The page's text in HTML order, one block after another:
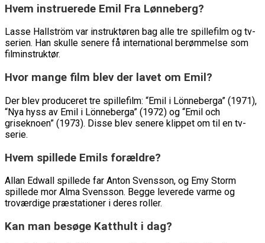
Hvem instruerede Emil Fra Lønneberg?
Lasse Hallström var instruktøren bag alle tre spillefilm og tv-
serien. Han skulle senere få international berømmelse som
filminstruktør.
Hvor mange film blev der lavet om Emil?
Der blev produceret tre spillefilm: “Emil i Lönneberga” (1971),
“Nya hyss av Emil i Lönneberga” (1972) og “Emil och
griseknoen” (1973). Disse blev senere klippet om til en tv-
serie.
Hvem spillede Emils forældre?
Allan Edwall spillede far Anton Svensson, og Emy Storm
spillede mor Alma Svensson. Begge leverede varme og
troværdige præstationer i deres roller.
Kan man besøge Katthult i dag?